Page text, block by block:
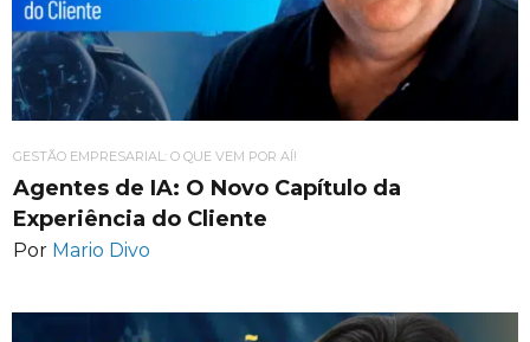
GESTÃO EMPRESARIAL: O QUE VEM POR AÍ!
Agentes de IA: O Novo Capítulo da
Experiência do Cliente
Por Mario Divo